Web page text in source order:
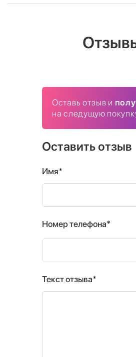
Оставь отзыв и
на следущую
Оставить отзыв
Имя*
Номер телефона*
Текст отзыва*